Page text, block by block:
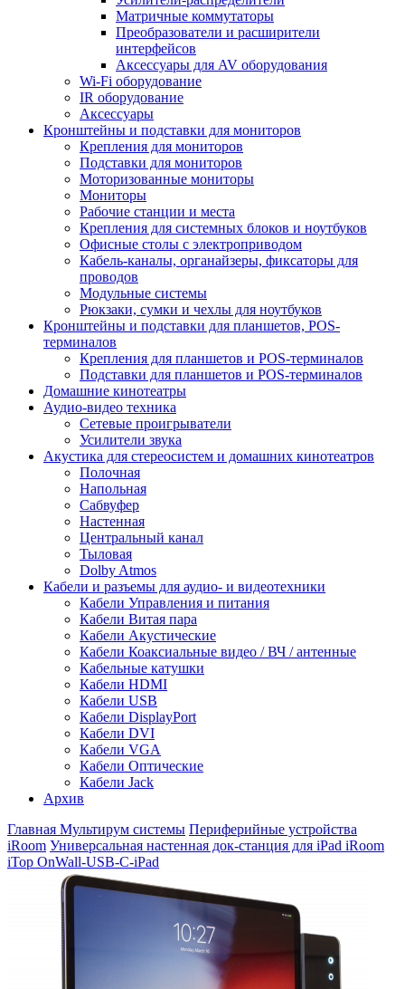
Матричные коммутаторы
Преобразователи и расширители
интерфейсов
Аксессуары для AV оборудования
Wi-Fi оборудование
IR оборудование
Аксессуары
Кронштейны и подставки для мониторов
Крепления для мониторов
Подставки для мониторов
Моторизованные мониторы
Мониторы
Рабочие станции и места
Крепления для системных блоков и ноутбуков
Офисные столы с электроприводом
Кабель-каналы, органайзеры, фиксаторы для
проводов
Модульные системы
Рюкзаки, сумки и чехлы для ноутбуков
Кронштейны и подставки для планшетов, POS-
терминалов
Крепления для планшетов и POS-терминалов
Подставки для планшетов и POS-терминалов
Домашние кинотеатры
Аудио-видео техника
Сетевые проигрыватели
Усилители звука
Акустика для стереосистем и домашних кинотеатров
Полочная
Напольная
Сабвуфер
Настенная
Центральный канал
Тыловая
Dolby Atmos
Кабели и разъемы для аудио- и видеотехники
Кабели Управления и питания
Кабели Витая пара
Кабели Акустические
Кабели Коаксиальные видео / ВЧ / антенные
Кабельные катушки
Кабели HDMI
Кабели USB
Кабели DisplayPort
Кабели DVI
Кабели VGA
Кабели Оптические
Кабели Jack
Архив
Главная Мультирум системы Периферийные устройства
iRoom Универсальная настенная док-станция для iPad iRoom
iTop OnWall-USB-C-iPad